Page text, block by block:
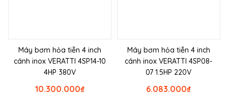
Máy bơm hỏa tiễn 4 inch
cánh inox VERATTI 4SP14-10
4HP 380V
₫
10.300.000
Máy bơm hỏa tiễn 4 inch
cánh inox VERATTI 4SP08-
07 1.5HP 220V
₫
6.083.000